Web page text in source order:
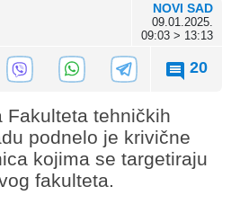
NOVI SAD
09.01.2025.
09:03 > 13:13
20
Fakulteta tehničkih
podnelo je krivične
kojima se targetiraju
fakulteta.